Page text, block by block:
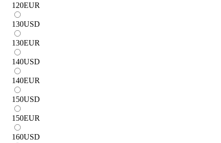
120EUR
130USD
130EUR
140USD
140EUR
150USD
150EUR
160USD